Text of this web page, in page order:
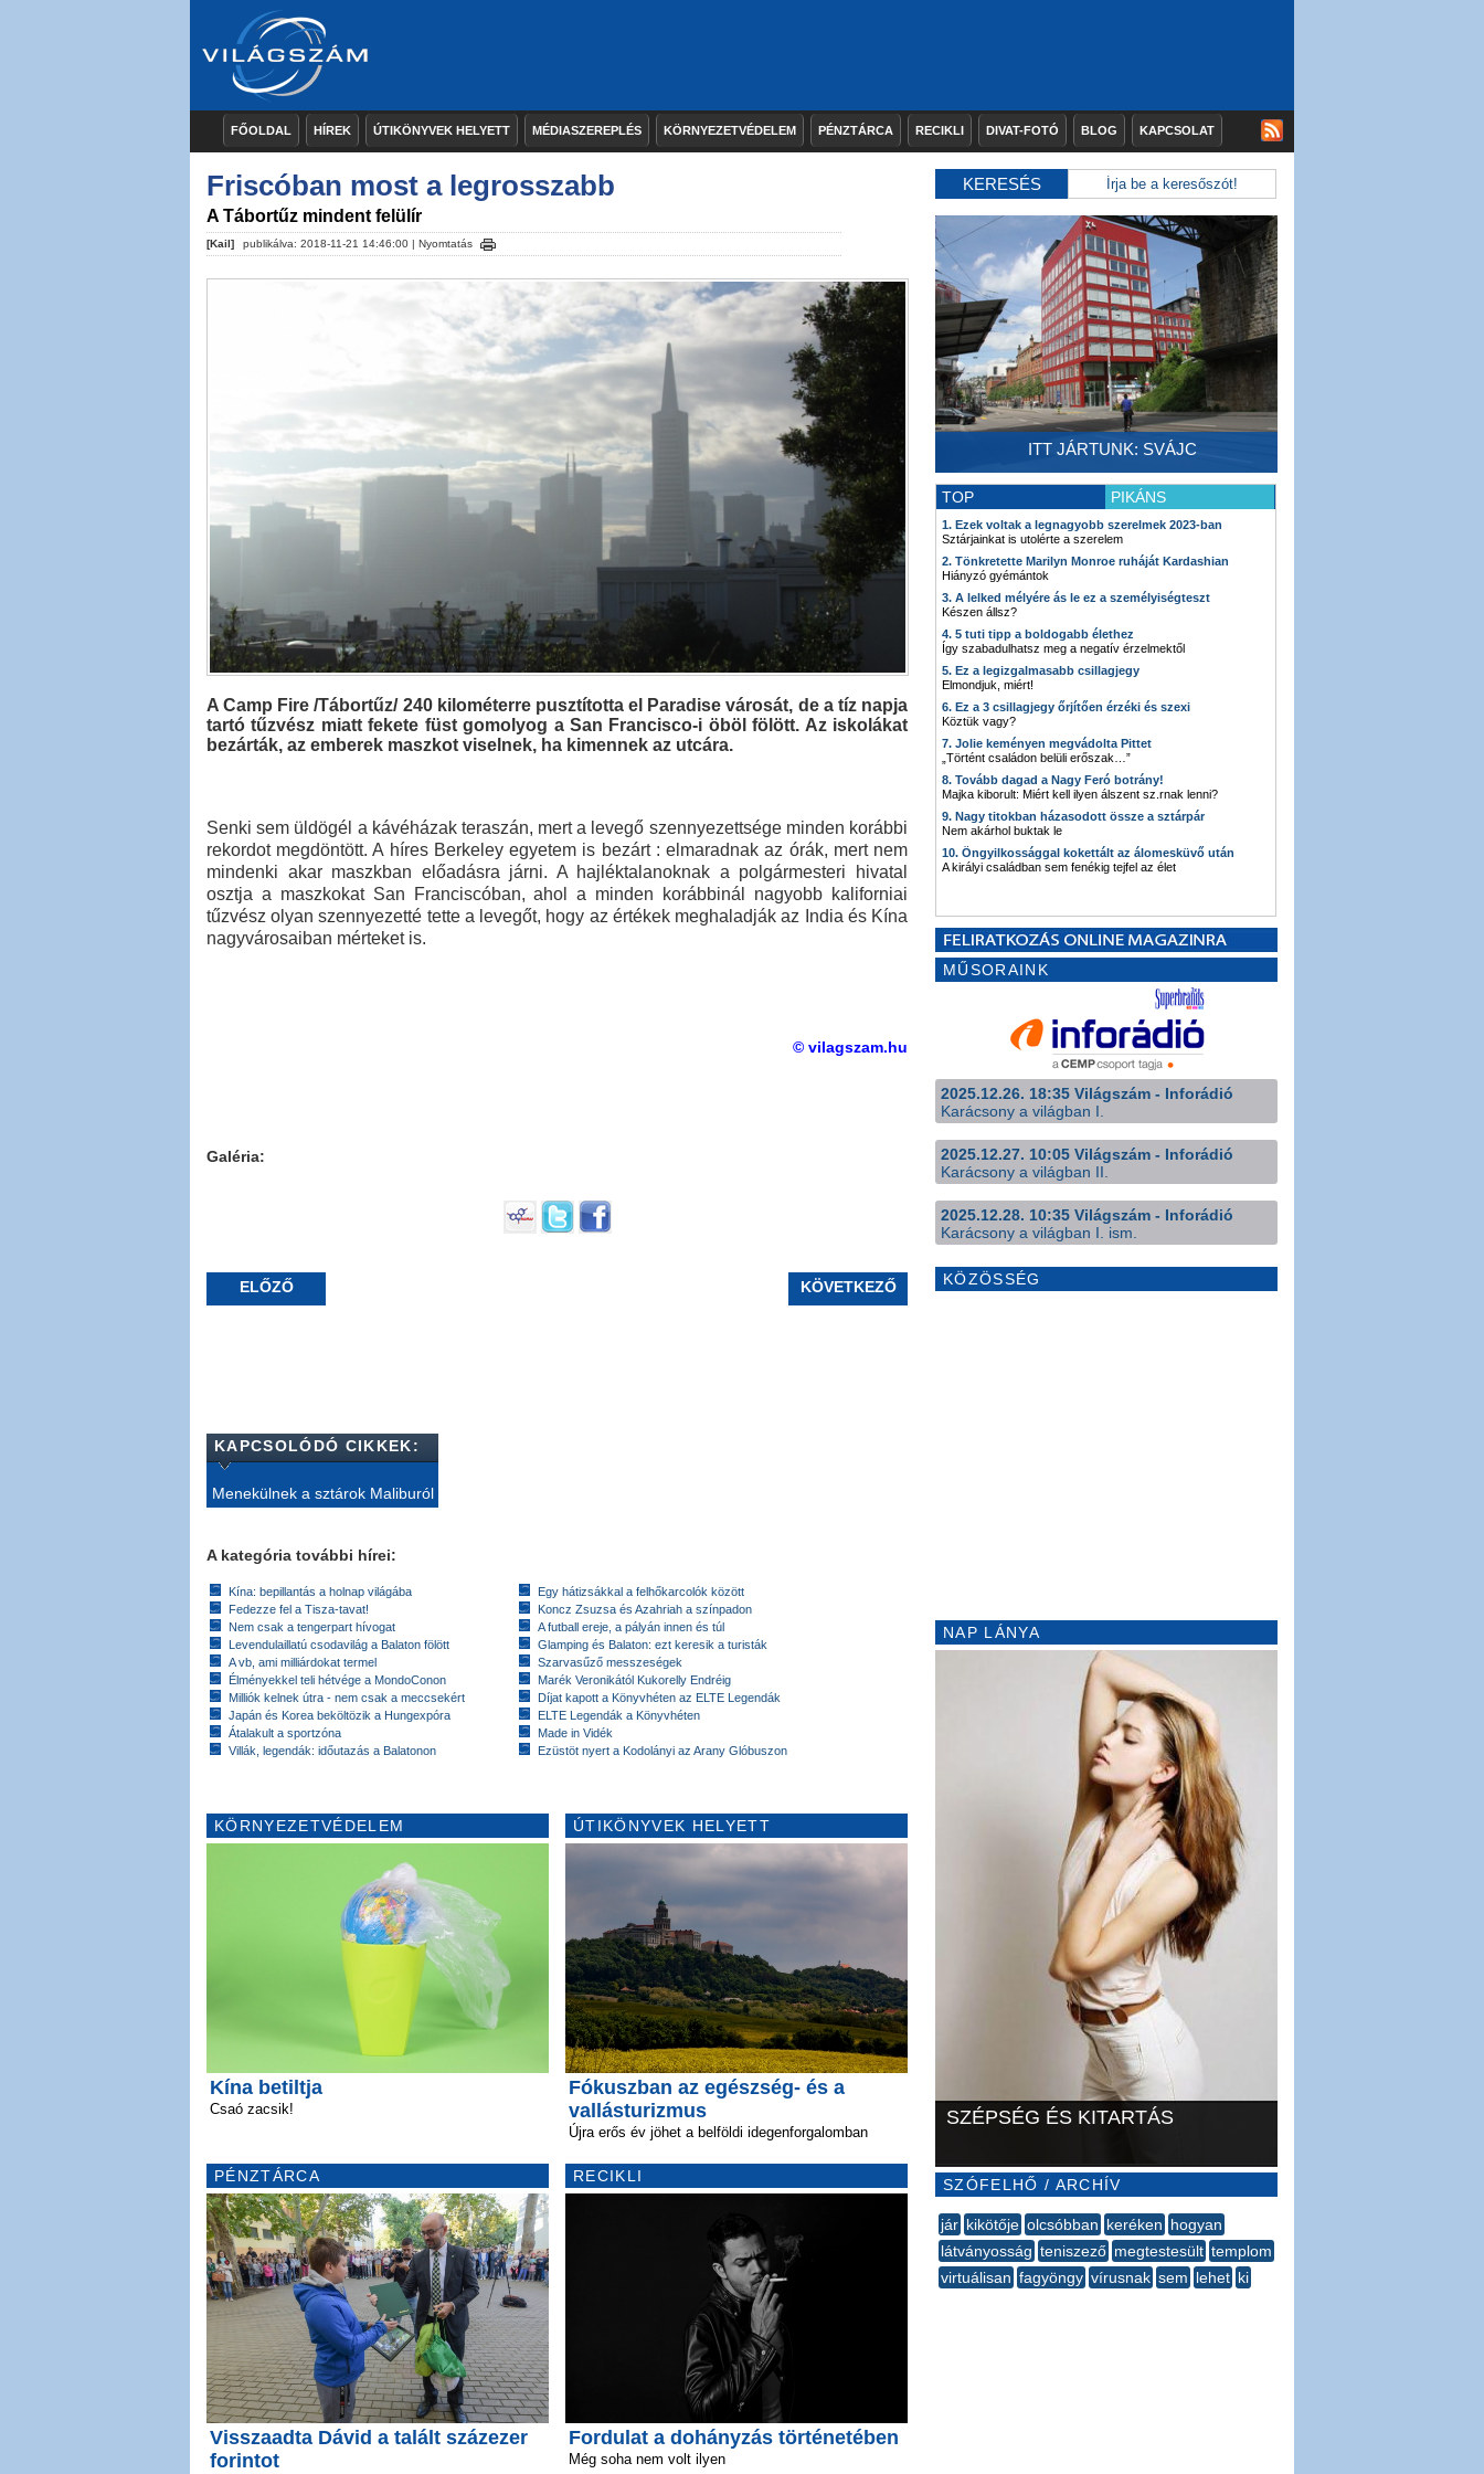
FŐOLDAL HÍREK ÚTIKÖNYVEK HELYETT MÉDIASZEREPLÉS KÖRNYEZETVÉDELEM PÉNZTÁRCA RECIKLI DIVAT-FOTÓ BLOG KAPCSOLAT
Friscóban most a legrosszabb
A Tábortűz mindent felülír
[Kail] publikálva: 2018-11-21 14:46:00 | Nyomtatás
A Camp Fire /Tábortűz/ 240 kilométerre pusztította el Paradise városát, de a tíz napja
tartó tűzvész miatt fekete füst gomolyog a San Francisco-i öböl fölött. Az iskolákat
bezárták, az emberek maszkot viselnek, ha kimennek az utcára.
Senki sem üldögél a kávéházak teraszán, mert a levegő szennyezettsége minden korábbi
rekordot megdöntött. A híres Berkeley egyetem is bezárt : elmaradnak az órák, mert nem
mindenki akar maszkban előadásra járni. A hajléktalanoknak a polgármesteri hivatal
osztja a maszkokat San Franciscóban, ahol a minden korábbinál nagyobb kaliforniai
tűzvész olyan szennyezetté tette a levegőt, hogy az értékek meghaladják az India és Kína
nagyvárosaiban mérteket is.
© vilagszam.hu
Galéria:
ELŐZŐ KÖVETKEZŐ
KAPCSOLÓDÓ CIKKEK:
Menekülnek a sztárok Maliburól
A kategória további hírei:
Kína: bepillantás a holnap világába
Fedezze fel a Tisza-tavat!
Nem csak a tengerpart hívogat
Levendulaillatú csodavilág a Balaton fölött
A vb, ami milliárdokat termel
Élményekkel teli hétvége a MondoConon
Milliók kelnek útra - nem csak a meccsekért
Japán és Korea beköltözik a Hungexpóra
Átalakult a sportzóna
Villák, legendák: időutazás a Balatonon
Egy hátizsákkal a felhőkarcolók között
Koncz Zsuzsa és Azahriah a színpadon
A futball ereje, a pályán innen és túl
Glamping és Balaton: ezt keresik a turisták
Szarvasűző messzeségek
Marék Veronikától Kukorelly Endréig
Díjat kapott a Könyvhéten az ELTE Legendák
ELTE Legendák a Könyvhéten
Made in Vidék
Ezüstöt nyert a Kodolányi az Arany Glóbuszon
KÖRNYEZETVÉDELEM
Kína betiltja
Csaó zacsik!
PÉNZTÁRCA
Visszaadta Dávid a talált százezer
forintot
ÚTIKÖNYVEK HELYETT
Fókuszban az egészség- és a
vallásturizmus
Újra erős év jöhet a belföldi idegenforgalomban
RECIKLI
Fordulat a dohányzás történetében
Még soha nem volt ilyen
KERESÉS
ITT JÁRTUNK: SVÁJC
TOP PIKÁNS
1. Ezek voltak a legnagyobb szerelmek 2023-ban
Sztárjainkat is utolérte a szerelem
2. Tönkretette Marilyn Monroe ruháját Kardashian
Hiányzó gyémántok
3. A lelked mélyére ás le ez a személyiségteszt
Készen állsz?
4. 5 tuti tipp a boldogabb élethez
Így szabadulhatsz meg a negatív érzelmektől
5. Ez a legizgalmasabb csillagjegy
Elmondjuk, miért!
6. Ez a 3 csillagjegy őrjítően érzéki és szexi
Köztük vagy?
7. Jolie keményen megvádolta Pittet
„Történt családon belüli erőszak…”
8. Tovább dagad a Nagy Feró botrány!
Majka kiborult: Miért kell ilyen álszent sz.rnak lenni?
9. Nagy titokban házasodott össze a sztárpár
Nem akárhol buktak le
10. Öngyilkossággal kokettált az álomesküvő után
A királyi családban sem fenékig tejfel az élet
MŰSORAINK
2025.12.26. 18:35 Világszám - Inforádió
Karácsony a világban I.
2025.12.27. 10:05 Világszám - Inforádió
Karácsony a világban II.
2025.12.28. 10:35 Világszám - Inforádió
Karácsony a világban I. ism.
KÖZÖSSÉG
NAP LÁNYA
SZÉPSÉG ÉS KITARTÁS
SZÓFELHŐ / ARCHÍV
jár kikötője olcsóbban keréken ​hogyan
látványosság teniszező megtestesült templom
virtuálisan fagyöngy vírusnak sem lehet ki